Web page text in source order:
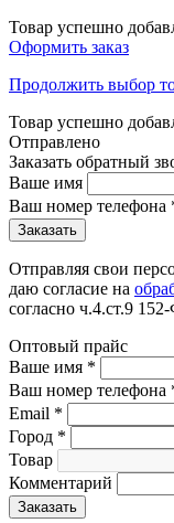
Товар успешно
Оформить заказ
Продолжить выбор
Товар успешно
Отправлено
Заказать обратный
Ваше имя
Ваш номер телефона
Отправляя свои
даю согласие на
согласно ч.4.ст.9
Оптовый прайс
Ваше имя *
Ваш номер телефона
Email *
Город *
Товар
Комментарий